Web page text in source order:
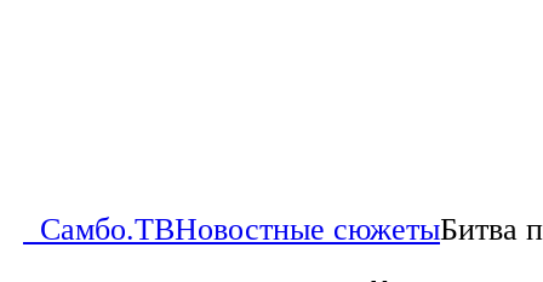
Самбо.ТВНовостные сюжетыБитва